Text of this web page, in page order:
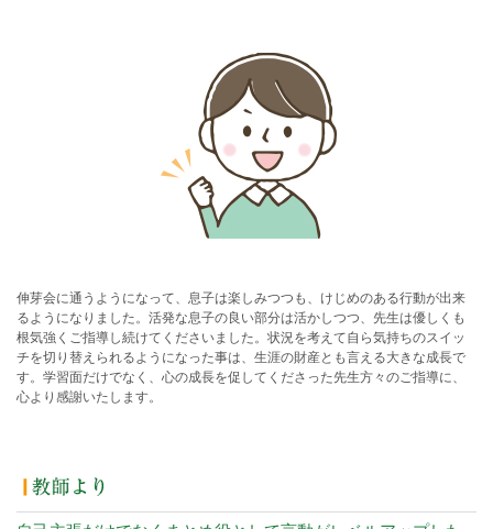
伸芽会に通うようになって、息子は楽しみつつも、けじめのある行動が出来
るようになりました。活発な息子の良い部分は活かしつつ、先生は優しくも
根気強くご指導し続けてくださいました。状況を考えて自ら気持ちのスイッ
チを切り替えられるようになった事は、生涯の財産とも言える大きな成長で
す。学習面だけでなく、心の成長を促してくださった先生方々のご指導に、
心より感謝いたします。